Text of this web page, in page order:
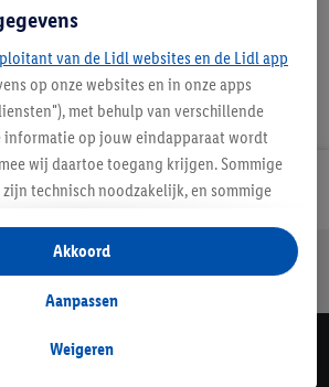
Lidl Nieuwsbrief
als Lidl webshop klant
Lidl Nieuwsbrief
van de Lidl websites en de Lidl app
op onze websites en in onze apps
met behulp van verschillende
informatie op jouw eindapparaat wordt
wij daartoe toegang krijgen. Sommige
technisch noodzakelijk, en sommige
het verzamelen en
of voor het tonen van
binnen en buiten de Lidl-diensten.
in de winkel ook voor de
Weigeren
Aanpassen
Akkoord